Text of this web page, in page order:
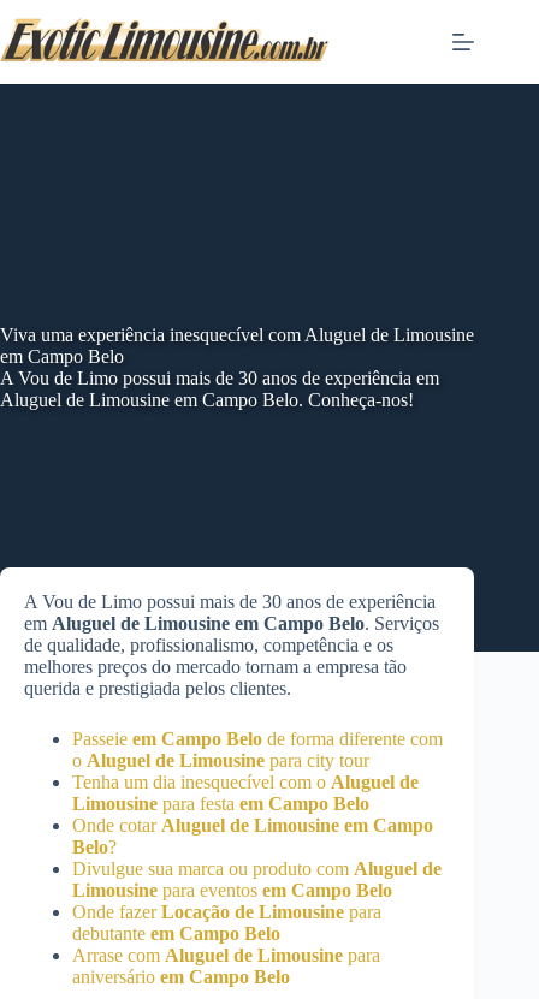
to
content
Viva uma experiência inesquecível com Aluguel de Limousine
em Campo Belo
A Vou de Limo possui mais de 30 anos de experiência em
Aluguel de Limousine em Campo Belo. Conheça-nos!
A Vou de Limo possui mais de 30 anos de experiência
em Aluguel de Limousine em Campo Belo. Serviços
de qualidade, profissionalismo, competência e os
melhores preços do mercado tornam a empresa tão
querida e prestigiada pelos clientes.
Passeie em Campo Belo de forma diferente com
o Aluguel de Limousine para city tour
Tenha um dia inesquecível com o Aluguel de
Limousine para festa em Campo Belo
Onde cotar Aluguel de Limousine em Campo
Belo?
Divulgue sua marca ou produto com Aluguel de
Limousine para eventos em Campo Belo
Onde fazerLocação de Limousine para
debutante em Campo Belo
Arrase com Aluguel de Limousine para
aniversário em Campo Belo